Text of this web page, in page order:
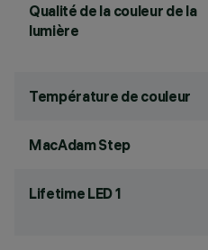
Qualité de la couleur de la
lumière
Température de couleur
MacAdam Step
Lifetime LED 1